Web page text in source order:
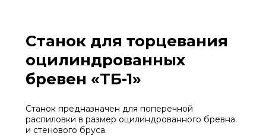
Станок для торцевания
оцилиндрованных
бревен «ТБ-1»
Станок предназначен для поперечной
распиловки в размер оцилиндрованного бревна
и стенового бруса.